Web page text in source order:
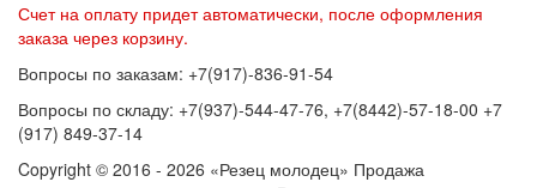
Счет на оплату придет автоматически, после оформления
заказа через корзину.
Вопросы по заказам: +7(917)-836-91-54
Вопросы по складу: +7(937)-544-47-76, +7(8442)-57-18-00 +7
(917) 849-37-14
Copyright © 2016 - 2026 «Резец молодец» Продажа